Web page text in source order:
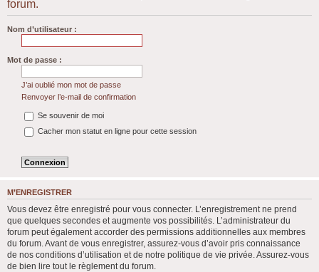
ch
forum.
Nom d’utilisateur :
Mot de passe :
J’ai oublié mon mot de passe
Renvoyer l’e-mail de confirmation
Se souvenir de moi
Cacher mon statut en ligne pour cette session
M’ENREGISTRER
Vous devez être enregistré pour vous connecter. L’enregistrement ne prend
que quelques secondes et augmente vos possibilités. L’administrateur du
forum peut également accorder des permissions additionnelles aux membres
du forum. Avant de vous enregistrer, assurez-vous d’avoir pris connaissance
de nos conditions d’utilisation et de notre politique de vie privée. Assurez-vous
de bien lire tout le règlement du forum.